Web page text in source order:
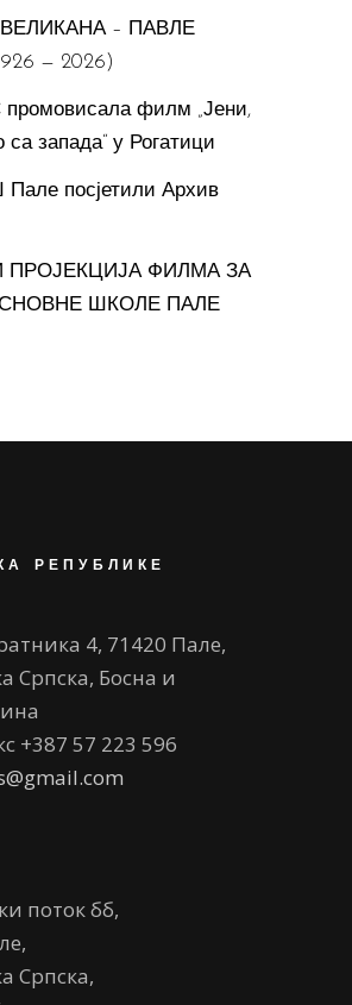
– ПАВЛЕ
— 2026)
промовисала филм „Јени,
са запада“ у Рогатици
посјетили Архив
ПРОЈЕКЦИЈА ФИЛМА ЗА
ШКОЛЕ ПАЛЕ
РЕПУБЛИКЕ
4, 71420 Пале,
Српска, Босна и
+387 57 223 596
поток бб,
Српска,